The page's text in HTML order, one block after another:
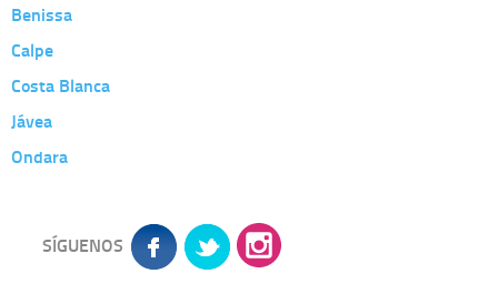
Benissa
Calpe
Costa Blanca
Jávea
Ondara
SÍGUENOS